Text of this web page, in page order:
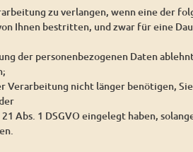
zu verlangen, wenn eine der
Ihnen bestritten, und zwar für eine
der personenbezogenen Daten
nicht länger benötigen,
Abs. 1 DSGVO eingelegt haben,